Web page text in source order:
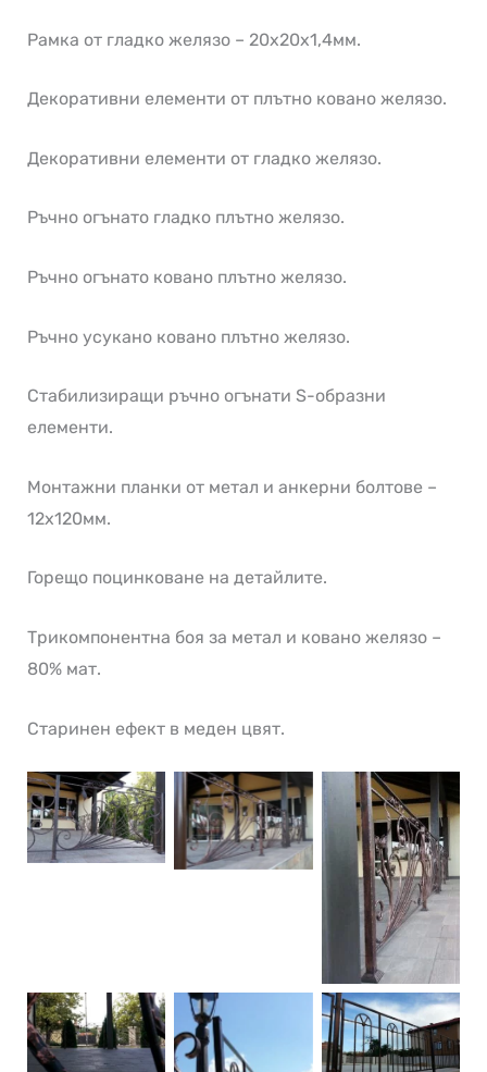
Рамка от гладко желязо – 20х20х1,4мм.
Декоративни елементи от плътно ковано желязо.
Декоративни елементи от гладко желязо.
Ръчно огънато гладко плътно желязо.
Ръчно огънато ковано плътно желязо.
Ръчно усукано ковано плътно желязо.
Стабилизиращи ръчно огънати S-образни
елементи.
Монтажни планки от метал и анкерни болтове –
12х120мм.
Горещо поцинковане на детайлите.
Трикомпонентна боя за метал и ковано желязо –
80% мат.
Старинен ефект в меден цвят.